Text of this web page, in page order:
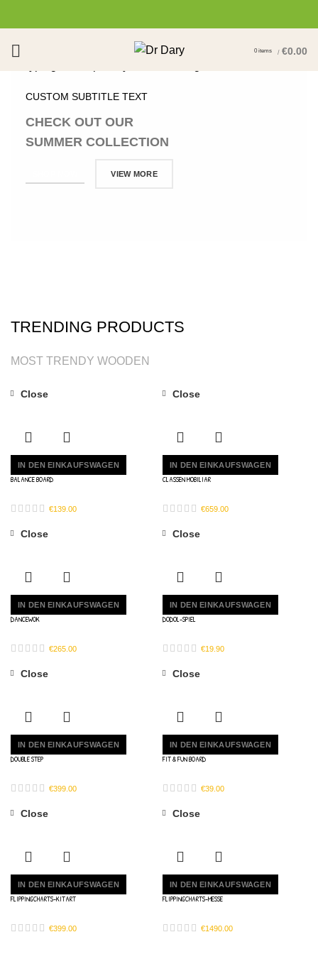
0 items / €0.00
CUSTOM SUBTITLE TEXT
CHECK OUT OUR
SUMMER COLLECTION
VIEW MORE
TRENDING PRODUCTS
MOST TRENDY WOODEN
IN DEN EINKAUFSWAGEN
Close
BALANCE BOARD
€139.00
IN DEN EINKAUFSWAGEN
Close
CLASSEN MOBILIAR
€659.00
IN DEN EINKAUFSWAGEN
Close
DANCEWOK
€265.00
IN DEN EINKAUFSWAGEN
Close
DODOL-SPIEL
€19.90
IN DEN EINKAUFSWAGEN
Close
DOUBLE STEP
€399.00
IN DEN EINKAUFSWAGEN
Close
FIT & FUN BOARD
€39.00
IN DEN EINKAUFSWAGEN
Close
FLIPPINGCHARTS-KITART
€399.00
IN DEN EINKAUFSWAGEN
Close
FLIPPINGCHARTS-MESSE
€1490.00